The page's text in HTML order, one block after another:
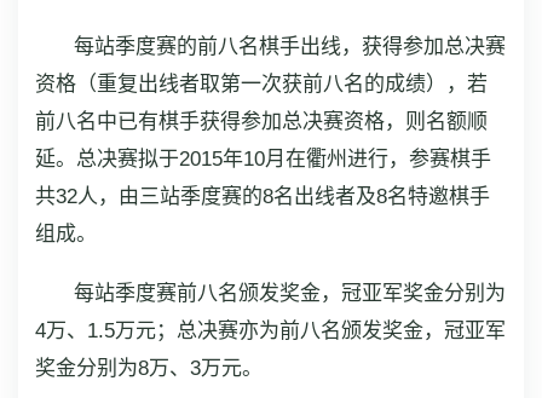
每站季度赛的前八名棋手出线，获得参加总决赛
资格（重复出线者取第一次获前八名的成绩），若
前八名中已有棋手获得参加总决赛资格，则名额顺
延。总决赛拟于2015年10月在衢州进行，参赛棋手
共32人，由三站季度赛的8名出线者及8名特邀棋手
组成。
每站季度赛前八名颁发奖金，冠亚军奖金分别为
4万、1.5万元；总决赛亦为前八名颁发奖金，冠亚军
奖金分别为8万、3万元。